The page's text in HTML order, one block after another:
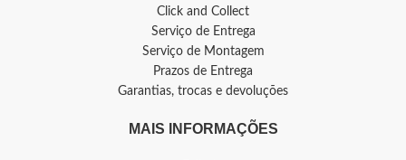
Click and Collect
Serviço de Entrega
Serviço de Montagem
Prazos de Entrega
Garantias, trocas e devoluções
MAIS INFORMAÇÕES